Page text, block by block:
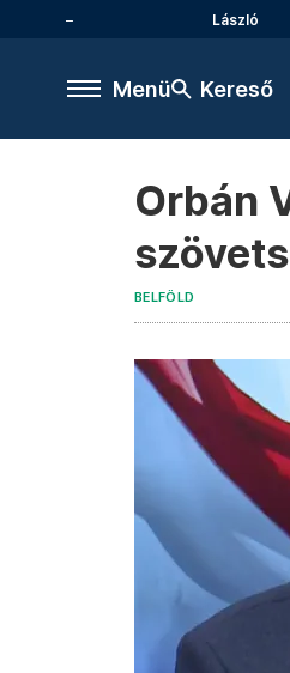
László
Menü Kereső
Orbán
BELFÖLD